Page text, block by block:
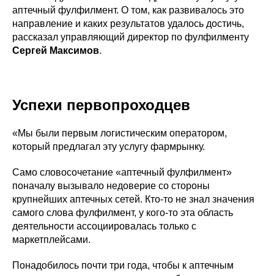
аптечный фулфилмент. О том, как развивалось это
направление и каких результатов удалось достичь,
рассказал управляющий директор по фулфилменту
Сергей Максимов.
Успехи первопроходцев
«Мы были первым логистическим оператором,
который предлагал эту услугу фармрынку.
Само словосочетание «аптечный фулфилмент»
поначалу вызывало недоверие со стороны
крупнейших аптечных сетей. Кто-то не знал значения
самого слова фулфилмент, у кого-то эта область
деятельности ассоциировалась только с
маркетплейсами.
Понадобилось почти три года, чтобы к аптечным